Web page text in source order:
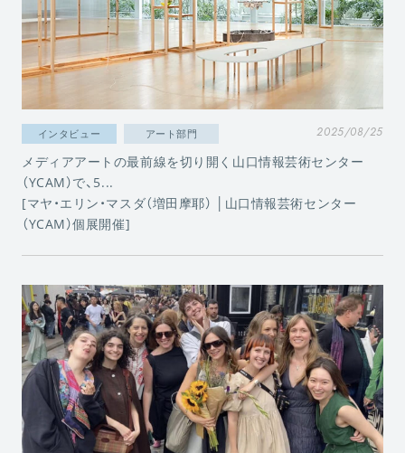
インタビュー アート部門 2025/08/25
メディアアートの最前線を切り開く山口情報芸術センター
（YCAM）で、5...
[マヤ・エリン・マスダ（増田摩耶） │山口情報芸術センター
（YCAM）個展開催]